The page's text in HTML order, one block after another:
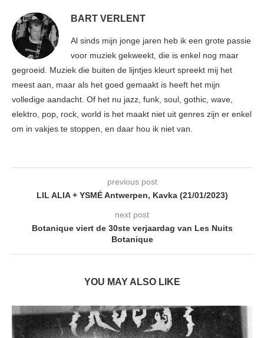
BART VERLENT
Al sinds mijn jonge jaren heb ik een grote passie
voor muziek gekweekt, die is enkel nog maar
gegroeid. Muziek die buiten de lijntjes kleurt spreekt mij het
meest aan, maar als het goed gemaakt is heeft het mijn
volledige aandacht. Of het nu jazz, funk, soul, gothic, wave,
elektro, pop, rock, world is het maakt niet uit genres zijn er enkel
om in vakjes te stoppen, en daar hou ik niet van.
previous post
LIL ALIA + YSMÉ Antwerpen, Kavka (21/01/2023)
next post
Botanique viert de 30ste verjaardag van Les Nuits
Botanique
YOU MAY ALSO LIKE